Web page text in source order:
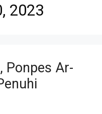
2023
Ponpes Ar-